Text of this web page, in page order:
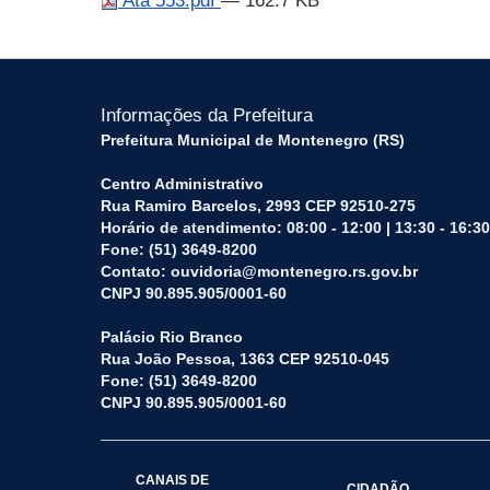
Informações da Prefeitura
Prefeitura Municipal de Montenegro (RS)
Centro Administrativo
Rua Ramiro Barcelos, 2993 CEP 92510-275
Horário de atendimento: 08:00 - 12:00 | 13:30 - 16:30
Fone: (51) 3649-8200
Contato: ouvidoria@montenegro.rs.gov.br
CNPJ 90.895.905/0001-60
Palácio Rio Branco
Rua João Pessoa, 1363 CEP 92510-045
Fone: (51) 3649-8200
CNPJ 90.895.905/0001-60
CANAIS DE